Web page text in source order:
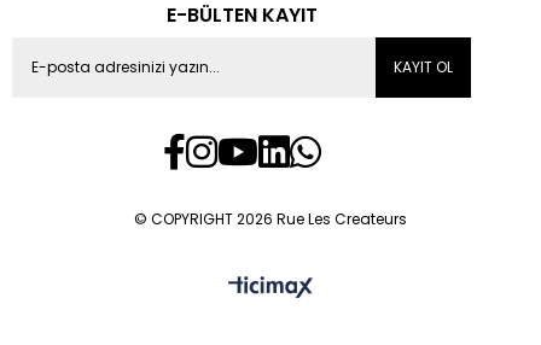
E-BÜLTEN KAYIT
KAYIT OL
© COPYRIGHT 2026 Rue Les Createurs